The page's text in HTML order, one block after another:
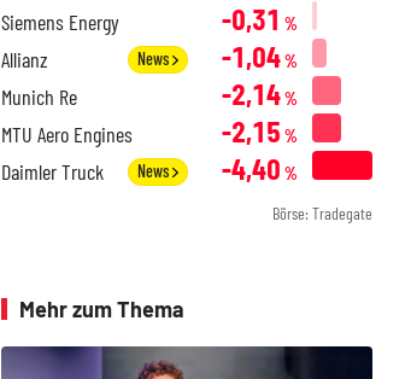
Siemens Energy -0,31 %
Allianz News -1,04%
Munich Re -2,14%
MTU Aero Engines -2,15 %
Daimler Truck News -4,40 %
Börse: Tradegate
Mehr zum Thema